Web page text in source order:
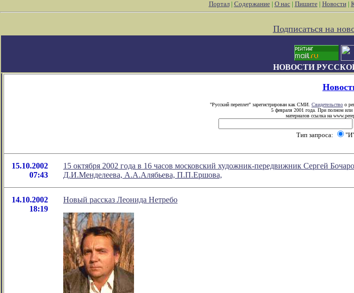
Портал| Содержание| О нас| Пишите| Новости|
Подписаться на
НОВОСТИ
"Русский переплет" зарегистрирован как СМИ. Свидетельство о
5 февраля 2001 года. При полном или
материалов ссылка на
Тип запроса:
15.10.2002
07:43
15 октября 2002 года в 16 часов московский художник-передвижник Сергей
Д.И.Менделеева, А.А.Алябьева, П.П.Ершова,
14.10.2002
18:19
Новый рассказ Леонида Нетребо